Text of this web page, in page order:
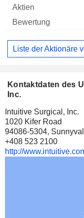
Liste der Aktionäre
Kontaktdaten des
Inc.
Intuitive Surgical, Inc.
1020 Kifer Road
94086-5304,
+408 523 2100
http://